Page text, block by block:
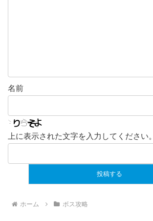
名前
上に表示された文字を入力してください。
ホーム ボス攻略